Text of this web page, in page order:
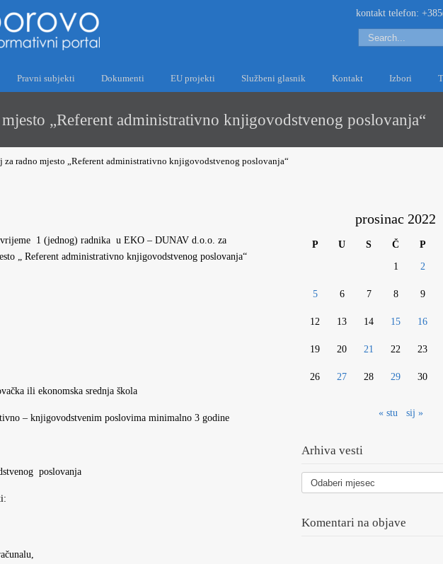
kontakt telefon:
Search
Pravni subjekti Dokumenti EU projekti Službeni glasnik Kontakt Izbori
„Referent administrativno knjigovodstvenog poslovanja“
za radno mjesto „Referent administrativno knjigovodstvenog poslovanja“
vrijeme 1 (jednog) radnika u EKO – DUNAV d.o.o. za
„ Referent administrativno knjigovodstvenog poslovanja“
ili ekonomska srednja škola
– knjigovodstvenim poslovima minimalno 3 godine
poslovanja
prosinac 2022
P U S Č P
1 2
5 6 7 8 9
12 13 14 15 16
19 20 21 22 23
26 27 28 29 30
« stu sij »
Arhiva vesti
Arhiva
vesti
Komentari na objave